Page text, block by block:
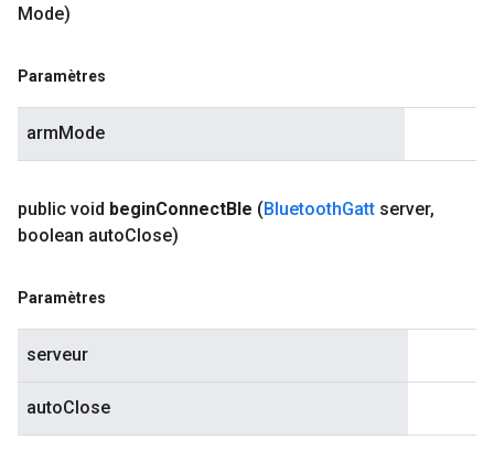
Mode)
Paramètres
armMode
public void beginConnectBle (BluetoothGatt server,
boolean autoClose)
Paramètres
serveur
autoClose